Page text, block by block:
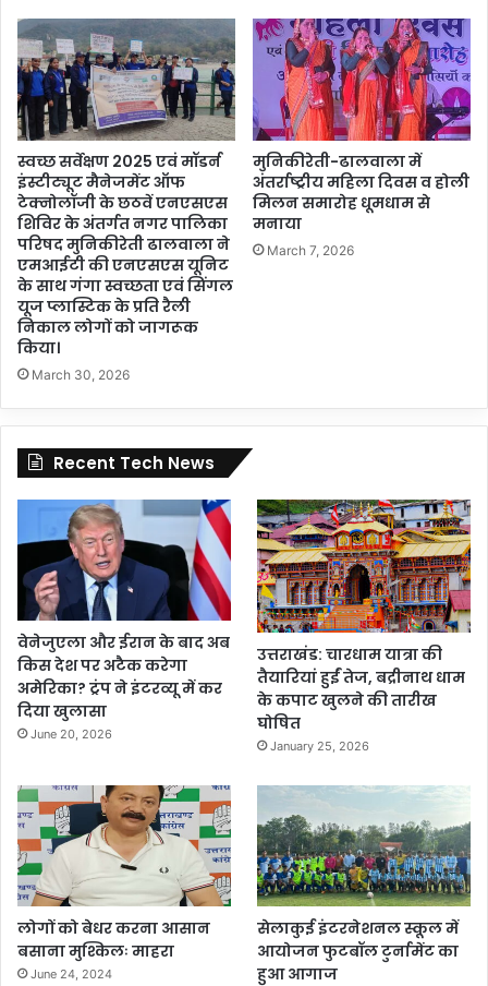
स्वच्छ सर्वेक्षण 2025 एवं मॉडर्न
इंस्टीट्यूट मैनेजमेंट ऑफ
टेक्नोलॉजी के छठवें एनएसएस
शिविर के अंतर्गत नगर पालिका
परिषद मुनिकीरेती ढालवाला ने
एमआईटी की एनएसएस यूनिट
के साथ गंगा स्वच्छता एवं सिंगल
यूज प्लास्टिक के प्रति रैली
निकाल लोगों को जागरूक
किया।
March 30, 2026
मुनिकीरेती-ढालवाला में
अंतर्राष्ट्रीय महिला दिवस व होली
मिलन समारोह धूमधाम से
मनाया
March 7, 2026
Recent Tech News
वेनेजुएला और ईरान के बाद अब
किस देश पर अटैक करेगा
अमेरिका? ट्रंप ने इंटरव्यू में कर
दिया खुलासा
June 20, 2026
उत्तराखंड: चारधाम यात्रा की
तैयारियां हुईं तेज, बद्रीनाथ धाम
के कपाट खुलने की तारीख
घोषित
January 25, 2026
लोगों को बेधर करना आसान
बसाना मुश्किलः माहरा
June 24, 2024
सेलाकुई इंटरनेशनल स्कूल में
आयोजन फुटबॉल टुर्नामेंट का
हुआ आगाज